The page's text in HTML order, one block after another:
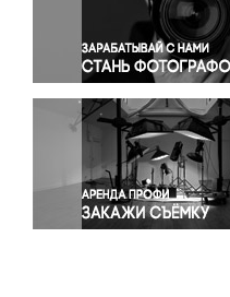
Правосудие
Происшествия и
Религия
Светская жизнь
Спорт
Экология
Экономика и бизнес